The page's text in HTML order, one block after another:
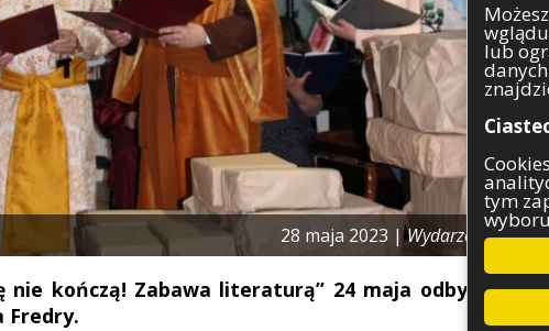
28 maja 2023 |Wydarzenia
kończą! Zabawa literaturą” 24 maja odbył się
Fredry.
lub
tym